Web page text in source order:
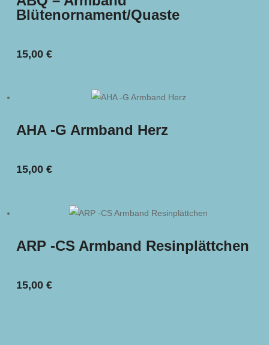
Blütenornament/Quaste
15,00€
AHA -G Armband Herz
15,00€
ARP -CS Armband Resinplättchen
15,00€